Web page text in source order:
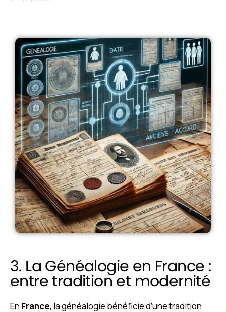
3. La Généalogie en France :
entre tradition et modernité
En France, la généalogie bénéficie d’une tradition